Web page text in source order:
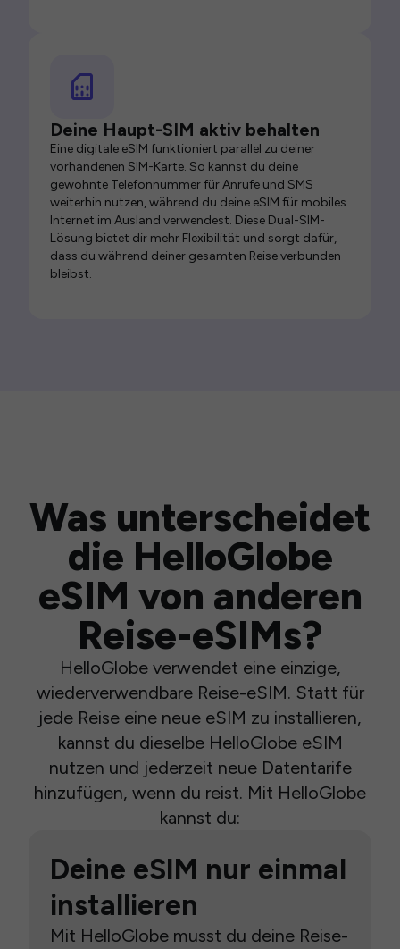
Deine Haupt-SIM aktiv behalten
Eine digitale eSIM funktioniert parallel zu deiner
vorhandenen SIM-Karte. So kannst du deine
gewohnte Telefonnummer für Anrufe und SMS
weiterhin nutzen, während du deine eSIM für mobiles
Internet im Ausland verwendest. Diese Dual-SIM-
Lösung bietet dir mehr Flexibilität und sorgt dafür,
dass du während deiner gesamten Reise verbunden
bleibst.
Was unterscheidet
die HelloGlobe
eSIM von anderen
Reise-eSIMs?
HelloGlobe verwendet eine einzige,
wiederverwendbare Reise-eSIM. Statt für
jede Reise eine neue eSIM zu installieren,
kannst du dieselbe HelloGlobe eSIM
nutzen und jederzeit neue Datentarife
hinzufügen, wenn du reist. Mit HelloGlobe
kannst du:
Deine eSIM nur einmal
installieren
Mit HelloGlobe musst du deine Reise-